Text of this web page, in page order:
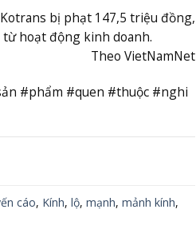
bị phạt 147,5 triệu đồng,
hoạt động kinh doanh.
Theo VietNamNet
#phẩm #quen #thuộc #nghi
cáo, Kính, lộ, mạnh, mảnh kính,